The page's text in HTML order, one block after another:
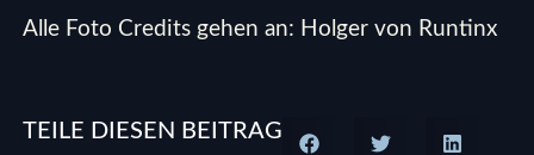
Alle Foto Credits gehen an: Holger von Runtinx
TEILE DIESEN BEITRAG